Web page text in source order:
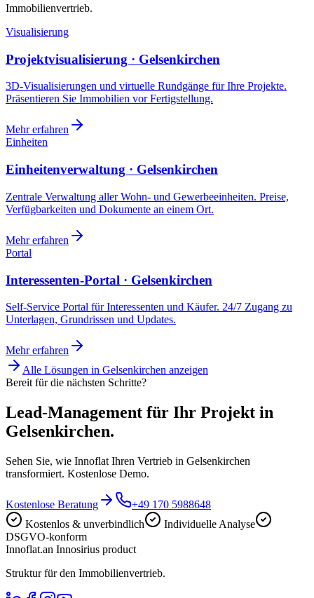
Immobilienvertrieb.
Visualisierung
Projektvisualisierung · Gelsenkirchen
3D-Visualisierungen und virtuelle Rundgänge für Ihre Projekte.
Präsentieren Sie Immobilien vor Fertigstellung.
Mehr erfahren
Einheiten
Einheitenverwaltung · Gelsenkirchen
Zentrale Verwaltung aller Wohn- und Gewerbeeinheiten. Preise,
Verfügbarkeiten und Dokumente an einem Ort.
Mehr erfahren
Portal
Interessenten-Portal · Gelsenkirchen
Self-Service Portal für Interessenten und Käufer. 24/7 Zugang zu
Unterlagen, Grundrissen und Updates.
Mehr erfahren
Alle Lösungen in Gelsenkirchen anzeigen
Bereit für die nächsten Schritte?
Lead-Management für Ihr Projekt in
Gelsenkirchen.
Sehen Sie, wie Innoflat Ihren Vertrieb in Gelsenkirchen
transformiert. Kostenlose Demo.
Kostenlose Beratung
+49 170 5988648
Kostenlos & unverbindlich
Individuelle Analyse
DSGVO-konform
Innoflat.an Innosirius product
Struktur für den Immobilienvertrieb.